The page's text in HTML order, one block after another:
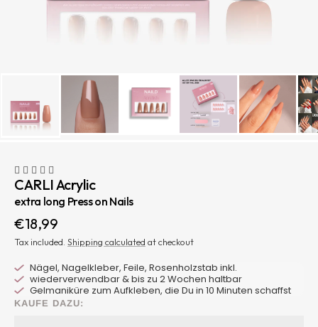
CARLI Acrylic
extra long Press on Nails
Sale
price
€18,99
Tax included. Shipping calculated at checkout
Nägel, Nagelkleber, Feile, Rosenholzstab inkl.
wiederverwendbar & bis zu 2 Wochen haltbar
Gelmaniküre zum Aufkleben, die Du in 10 Minuten schaffst
KAUFE DAZU: